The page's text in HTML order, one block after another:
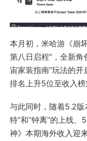
本月初，米哈游《崩
第八日启程”，全新角
宙家装指南”玩法的开
排名上升5位至收入榜
与此同时，随着5.2版
特”和“钟离”的上线、
神》本期海外收入迎